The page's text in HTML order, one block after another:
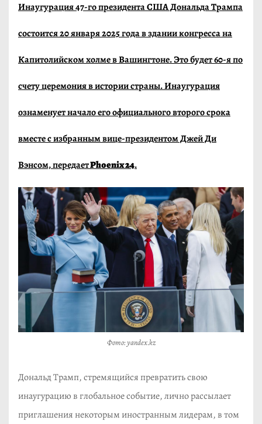
Инаугурация 47-го президента США Дональда Трампа
состоится 20 января 2025 года в здании конгресса на
Капитолийском холме в Вашингтоне. Это будет 60-я по
счету церемония в истории страны. Инаугурация
ознаменует начало его официального второго срока
вместе с избранным вице-президентом Джей Ди
Вэнсом, передаетPhoenix 24.
Фото: yandex.kz
Дональд Трамп, стремящийся превратить свою
инаугурацию в глобальное событие, лично рассылает
приглашения некоторым иностранным лидерам, в том